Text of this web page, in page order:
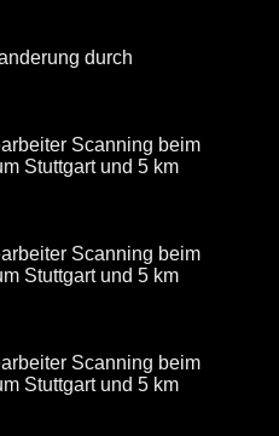
durch
Scanning beim
Stuttgart und 5 km
Scanning beim
Stuttgart und 5 km
Scanning beim
Stuttgart und 5 km